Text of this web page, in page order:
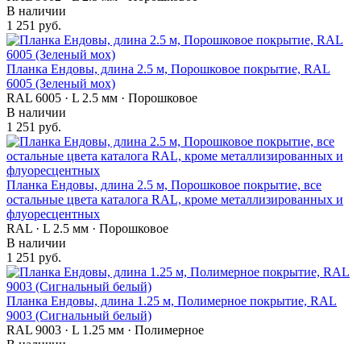
В наличии
1 251 руб.
Планка Ендовы, длина 2.5 м, Порошковое покрытие, RAL
6005 (Зеленый мох)
RAL 6005 · L 2.5 мм · Порошковое
В наличии
1 251 руб.
Планка Ендовы, длина 2.5 м, Порошковое покрытие, все
остальные цвета каталога RAL, кроме металлизированных и
флуоресцентных
RAL · L 2.5 мм · Порошковое
В наличии
1 251 руб.
Планка Ендовы, длина 1.25 м, Полимерное покрытие, RAL
9003 (Сигнальный белый)
RAL 9003 · L 1.25 мм · Полимерное